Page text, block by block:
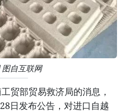
图自互联网
贸部贸易救济局的消息，
日发布公告，对进口自越